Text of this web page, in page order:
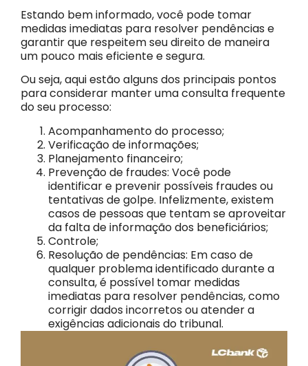
Estando bem informado, você pode tomar
medidas imediatas para resolver pendências e
garantir que respeitem seu direito de maneira
um pouco mais eficiente e segura.
Ou seja, aqui estão alguns dos principais pontos
para considerar manter uma consulta frequente
do seu processo:
Acompanhamento do processo;
Verificação de informações;
Planejamento financeiro;
Prevenção de fraudes: Você pode
identificar e prevenir possíveis fraudes ou
tentativas de golpe. Infelizmente, existem
casos de pessoas que tentam se aproveitar
da falta de informação dos beneficiários;
Controle;
Resolução de pendências: Em caso de
qualquer problema identificado durante a
consulta, é possível tomar medidas
imediatas para resolver pendências, como
corrigir dados incorretos ou atender a
exigências adicionais do tribunal.